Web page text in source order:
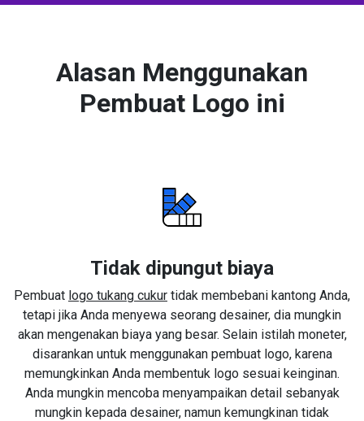
Alasan Menggunakan
Pembuat Logo ini
Tidak dipungut biaya
Pembuat logo tukang cukur tidak membebani kantong Anda,
tetapi jika Anda menyewa seorang desainer, dia mungkin
akan mengenakan biaya yang besar. Selain istilah moneter,
disarankan untuk menggunakan pembuat logo, karena
memungkinkan Anda membentuk logo sesuai keinginan.
Anda mungkin mencoba menyampaikan detail sebanyak
mungkin kepada desainer, namun kemungkinan tidak